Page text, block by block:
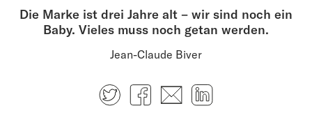
Die Marke ist drei Jahre alt – wir sind noch ein
Baby. Vieles muss noch getan werden.
Jean-Claude Biver
TwitterFacebook
E-mail